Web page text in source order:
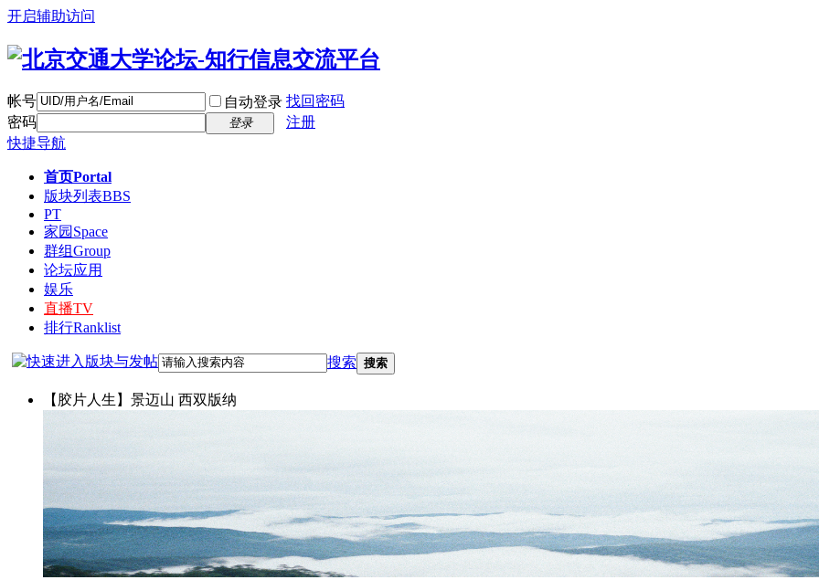
开启辅助访问
帐号 自动登录 找回密码
密码
登录
注册
快捷导航
首页Portal
版块列表BBS
PT
家园 Space
群组Group
论坛应用
娱乐
直播TV
排行Ranklist
搜索 搜索
【胶片人生】景迈山 西双版纳